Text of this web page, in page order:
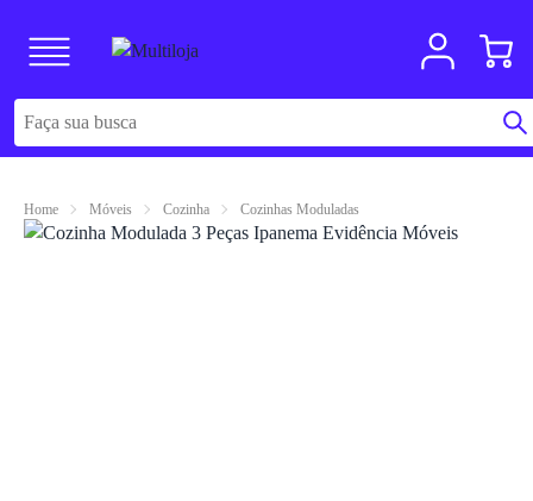
Home Móveis Cozinha Cozinhas Moduladas